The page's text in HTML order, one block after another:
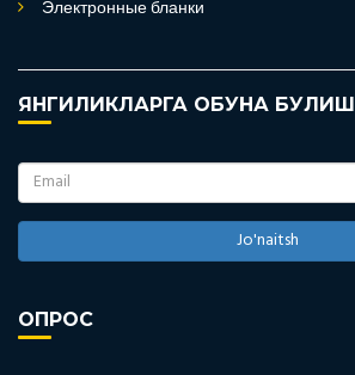
Электронные бланки
ЯНГИЛИКЛАРГА ОБУНА БУЛИШ
Jo'naitsh
ОПРОС